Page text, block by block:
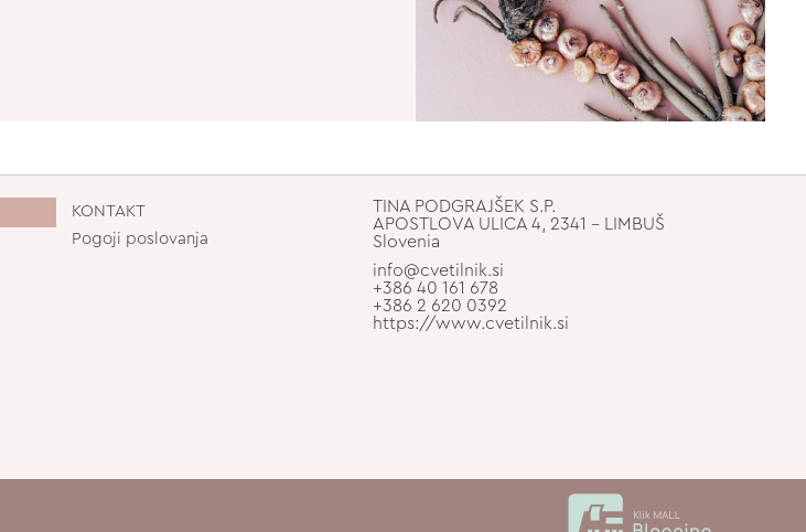
KONTAKT
Pogoji poslovanja
TINA PODGRAJŠEK S.P.
APOSTLOVA ULICA 4, 2341 - LIMBUŠ
Slovenia
info@cvetilnik.si
+386 40 161 678
+386 2 620 0392
https://www.cvetilnik.si